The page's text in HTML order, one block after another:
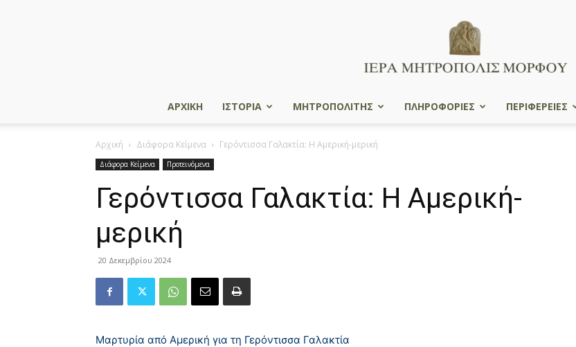
Μητρόπολις
ΑΡΧΙΚΗ ΙΣΤΟΡΙΑ ΜΗΤΡΟΠΟΛΙΤΗΣ ΠΛΗΡΟΦΟΡΙΕΣ ΠΕΡΙΦΕΡΕΙΕΣ
Αρχική Διάφορα Κείμενα Γερόντισσα Γαλακτία: Η Αμερική-μερική
Διάφορα Κείμενα Προτεινόμενα
Γερόντισσα Γαλακτία: Η Αμερική-
μερική
20 Δεκεμβρίου 2024
Μαρτυρία από Αμερική για τη Γερόντισσα Γαλακτία